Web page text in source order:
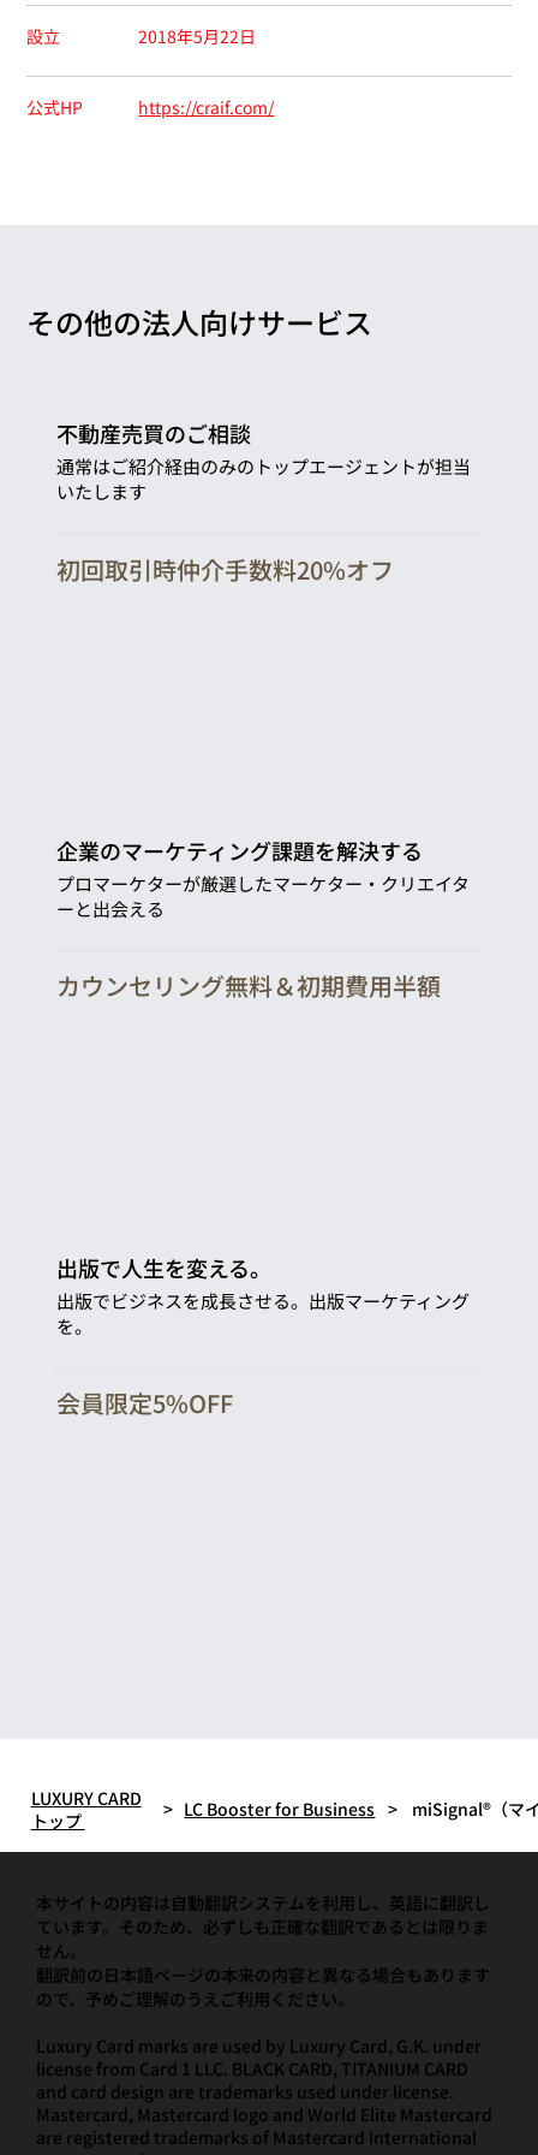
https://craif.com/
公式HP
2018年5月22日
設立
その他の法人向けサービス
初回取引時仲介手数料20%オフ
不動産売買のご相談
通常はご紹介経由のみのトップエージェントが担当
いたします
カウンセリング無料＆初期費用半額
企業のマーケティング課題を解決する
プロマーケターが厳選したマーケター・クリエイタ
ーと出会える
会員限定5%OFF
出版で人生を変える。
出版でビジネスを成長させる。出版マーケティング
を。
miSignal®（マ
>
LUXURY CARD
トップ
> LC Booster for Business
本サイトの内容は自動翻訳システムを利用し、英語に翻訳し
ています。そのため、必ずしも正確な翻訳であるとは限りま
せん。
翻訳前の日本語ページの本来の内容と異なる場合もあります
ので、予めご理解のうえご利用ください。
Luxury Card marks are used by Luxury Card, G.K. under
license from Card 1 LLC. BLACK CARD, TITANIUM CARD
and card design are trademarks used under license.
Mastercard, Mastercard logo and World Elite Mastercard
are registered trademarks of Mastercard International